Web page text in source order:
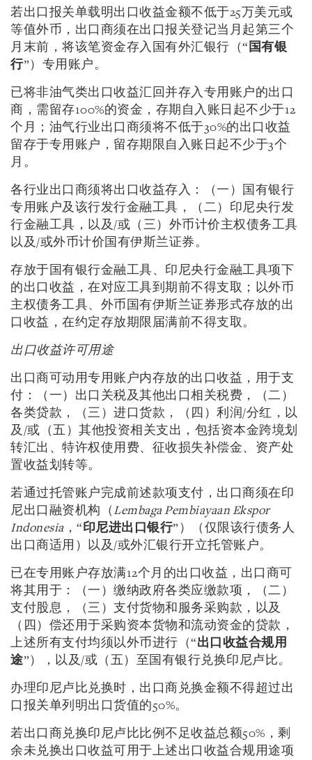
若出口报关单载明出口收益金额不低于25万美元或
等值外币，出口商须在出口报关登记当月起第三个
月末前，将该笔资金存入国有外汇银行（“ 国有银
行”）专用账户。
已将非油气类出口收益汇回并存入专用账户的出口
商，需留存100%的资金，存期自入账日起不少于12
个月；油气行业出口商须将不低于30%的出口收益
留存于专用账户，留存期限自入账日起不少于3个
月。
各行业出口商须将出口收益存入：（一）国有银行
专用账户及该行发行金融工具，（二）印尼央行发
行金融工具，以及/或（三）外币计价主权债务工具
以及/或外币计价国有伊斯兰证券。
存放于国有银行金融工具、印尼央行金融工具项下
的出口收益，在对应工具到期前不得支取；以外币
主权债务工具、外币国有伊斯兰证券形式存放的出
口收益，在约定存放期限届满前不得支取。
出口收益许可用途
出口商可动用专用账户内存放的出口收益，用于支
付：（一）出口关税及其他出口相关税费，（二）
各类贷款，（三）进口货款，（四）利润/分红，以
及/或（五）其他投资相关支出，包括资本金跨境划
转汇出、特许权使用费、征收损失补偿金、资产处
置收益划转等。
若通过托管账户完成前述款项支付，出口商须在印
尼出口融资机构（ Lembaga Pembiayaan Ekspor
Indonesia ，“印尼进出口银行”）（仅限该行债务人
出口商适用）以及/或外汇银行开立托管账户。
已在专用账户存放满12个月的出口收益，出口商可
将其用于：（一）缴纳政府各类应缴款项，（二）
支付股息，（三）支付货物和服务采购款，以及
（四）偿还用于采购资本货物和流动资金的贷款，
上述所有支付均须以外币进行（“出口收益合规用
途”），以及/或（五）至国有银行兑换印尼卢比。
办理印尼卢比兑换时，出口商兑换金额不得超过出
口报关单列明出口货值的50%。
若出口商兑换印尼卢比比例不足收益总额50%，剩
余未兑换出口收益可用于上述出口收益合规用途项